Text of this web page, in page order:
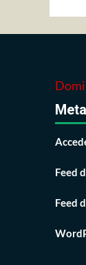
Meta
Feed
Feed